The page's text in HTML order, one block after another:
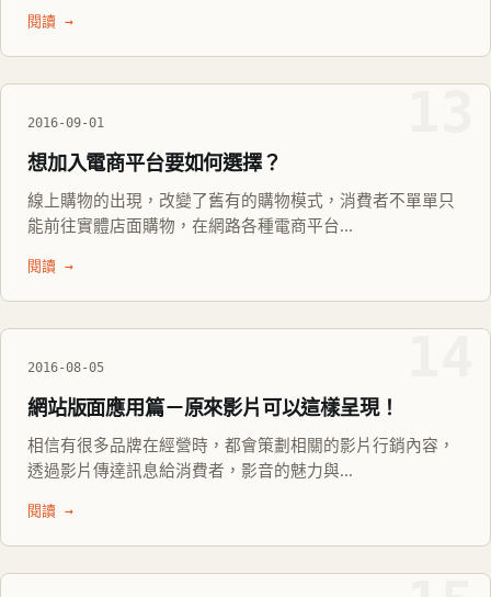
閱讀 →
2016-09-01
想加入電商平台要如何選擇？
線上購物的出現，改變了舊有的購物模式，消費者不單單只
能前往實體店面購物，在網路各種電商平台...
閱讀 →
2016-08-05
網站版面應用篇－原來影片可以這樣呈現！
相信有很多品牌在經營時，都會策劃相關的影片行銷內容，
透過影片傳達訊息給消費者，影音的魅力與...
閱讀 →